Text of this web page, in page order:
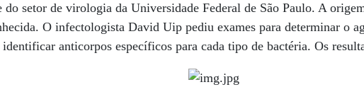
do setor de virologia da Universidade Federal de São Paulo. A
O infectologista David Uip pediu exames para determinar o
anticorpos específicos para cada tipo de bactéria. Os